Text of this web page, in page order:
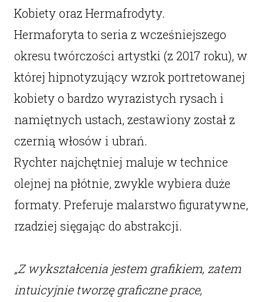
Kobiety oraz Hermafrodyty.
Hermaforyta to seria z wcześniejszego
okresu twórczości artystki (z 2017 roku), w
której hipnotyzujący wzrok portretowanej
kobiety o bardzo wyrazistych rysach i
namiętnych ustach, zestawiony został z
czernią włosów i ubrań.
Rychter najchętniej maluje w technice
olejnej na płótnie, zwykle wybiera duże
formaty. Preferuje malarstwo figuratywne,
rzadziej sięgając do abstrakcji.
„Z wykształcenia jestem grafikiem, zatem
intuicyjnie tworzę graficzne prace,